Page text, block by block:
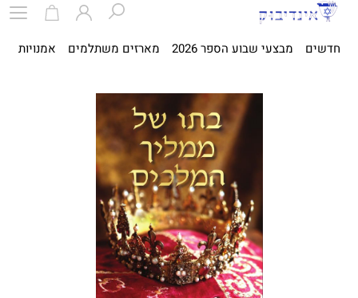
חדשים מבצעי שבוע הספר 2026 מארזים משתלמים אמנויות